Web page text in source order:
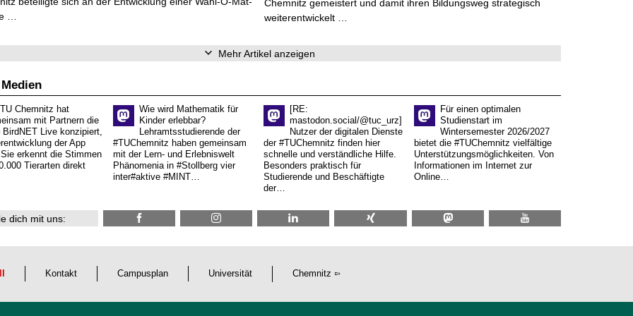
…
Chemnitz gemeistert und damit ihren Bildungsweg strategisch
weiterentwickelt …
Mehr Artikel anzeigen
Chemnitz hat
mit Partnern die
BirdNET Live konzipiert,
der App
erkennt die Stimmen
Tierarten direkt
Wie wird Mathematik für
Kinder erlebbar?
Lehramtsstudierende der
#TUChemnitz haben gemeinsam
mit der Lern- und Erlebniswelt
Phänomenia in #Stollberg vier
inter#aktive #MINT…
[RE:
mastodon.social/@tuc_urz]
Nutzer der digitalen Dienste
der #TUChemnitz finden hier
schnelle und verständliche Hilfe.
Besonders praktisch für
Studierende und Beschäftigte
der…
Für einen optimalen
Studienstart im
Wintersemester 2026/2027
bietet die #TUChemnitz vielfältige
Unterstützungsmöglichkeiten. Von
Informationen im Internet zur
Online…
dich mit uns:
Kontakt Campusplan Universität Chemnitz